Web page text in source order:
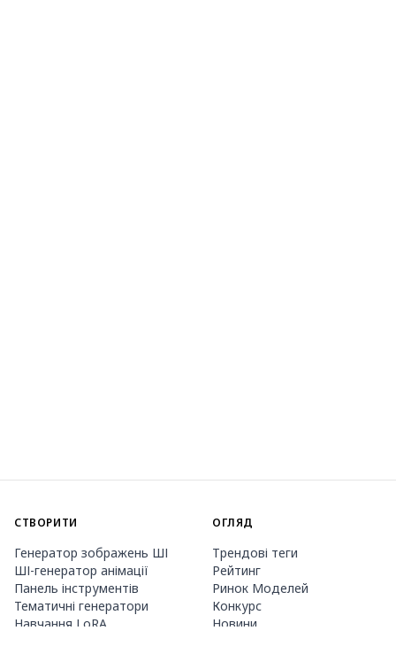
СТВОРИТИ
Генератор зображень ШІ
ШІ-генератор анімації
Панель інструментів
Тематичні генератори
Навчання LoRA
ОГЛЯД
Трендові теги
Рейтинг
Ринок Моделей
Конкурс
Новини